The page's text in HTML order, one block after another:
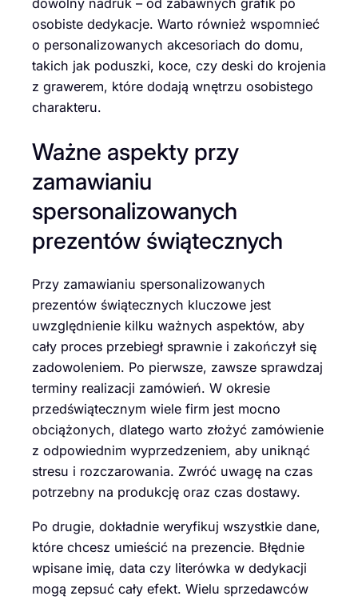
dowolny nadruk – od zabawnych grafik po
osobiste dedykacje. Warto również wspomnieć
o personalizowanych akcesoriach do domu,
takich jak poduszki, koce, czy deski do krojenia
z grawerem, które dodają wnętrzu osobistego
charakteru.
Ważne aspekty przy
zamawianiu
spersonalizowanych
prezentów świątecznych
Przy zamawianiu spersonalizowanych
prezentów świątecznych kluczowe jest
uwzględnienie kilku ważnych aspektów, aby
cały proces przebiegł sprawnie i zakończył się
zadowoleniem. Po pierwsze, zawsze sprawdzaj
terminy realizacji zamówień. W okresie
przedświątecznym wiele firm jest mocno
obciążonych, dlatego warto złożyć zamówienie
z odpowiednim wyprzedzeniem, aby uniknąć
stresu i rozczarowania. Zwróć uwagę na czas
potrzebny na produkcję oraz czas dostawy.
Po drugie, dokładnie weryfikuj wszystkie dane,
które chcesz umieścić na prezencie. Błędnie
wpisane imię, data czy literówka w dedykacji
mogą zepsuć cały efekt. Wielu sprzedawców